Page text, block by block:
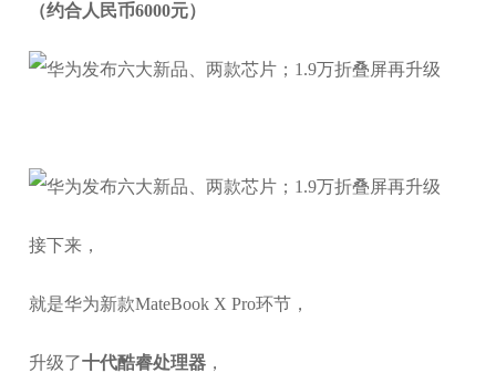
（约合人民币6000元）
接下来，
就是华为新款MateBook X Pro环节，
升级了十代酷睿处理器 ，